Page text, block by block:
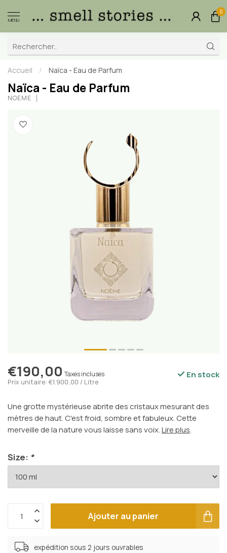
MENU
0
Accueil / Naïca - Eau de Parfum
Naïca - Eau de Parfum
NOÈME
€190,00 Taxes incluses
Prix unitaire: €1.900,00 / Litre
En stock
Une grotte mystérieuse abrite des cristaux mesurant des
mètres de haut. C'est froid, sombre et fabuleux. Cette
merveille de la nature vous laisse sans voix.Lire plus.
Size: *
Ajouter au panier
expédition sous 2 jours ouvrables